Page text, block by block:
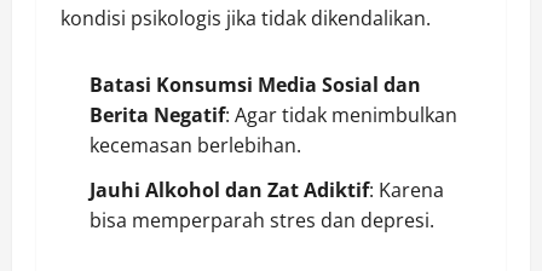
kondisi psikologis jika tidak dikendalikan.
Batasi Konsumsi Media Sosial dan
Berita Negatif: Agar tidak menimbulkan
kecemasan berlebihan.
Jauhi Alkohol dan Zat Adiktif: Karena
bisa memperparah stres dan depresi.